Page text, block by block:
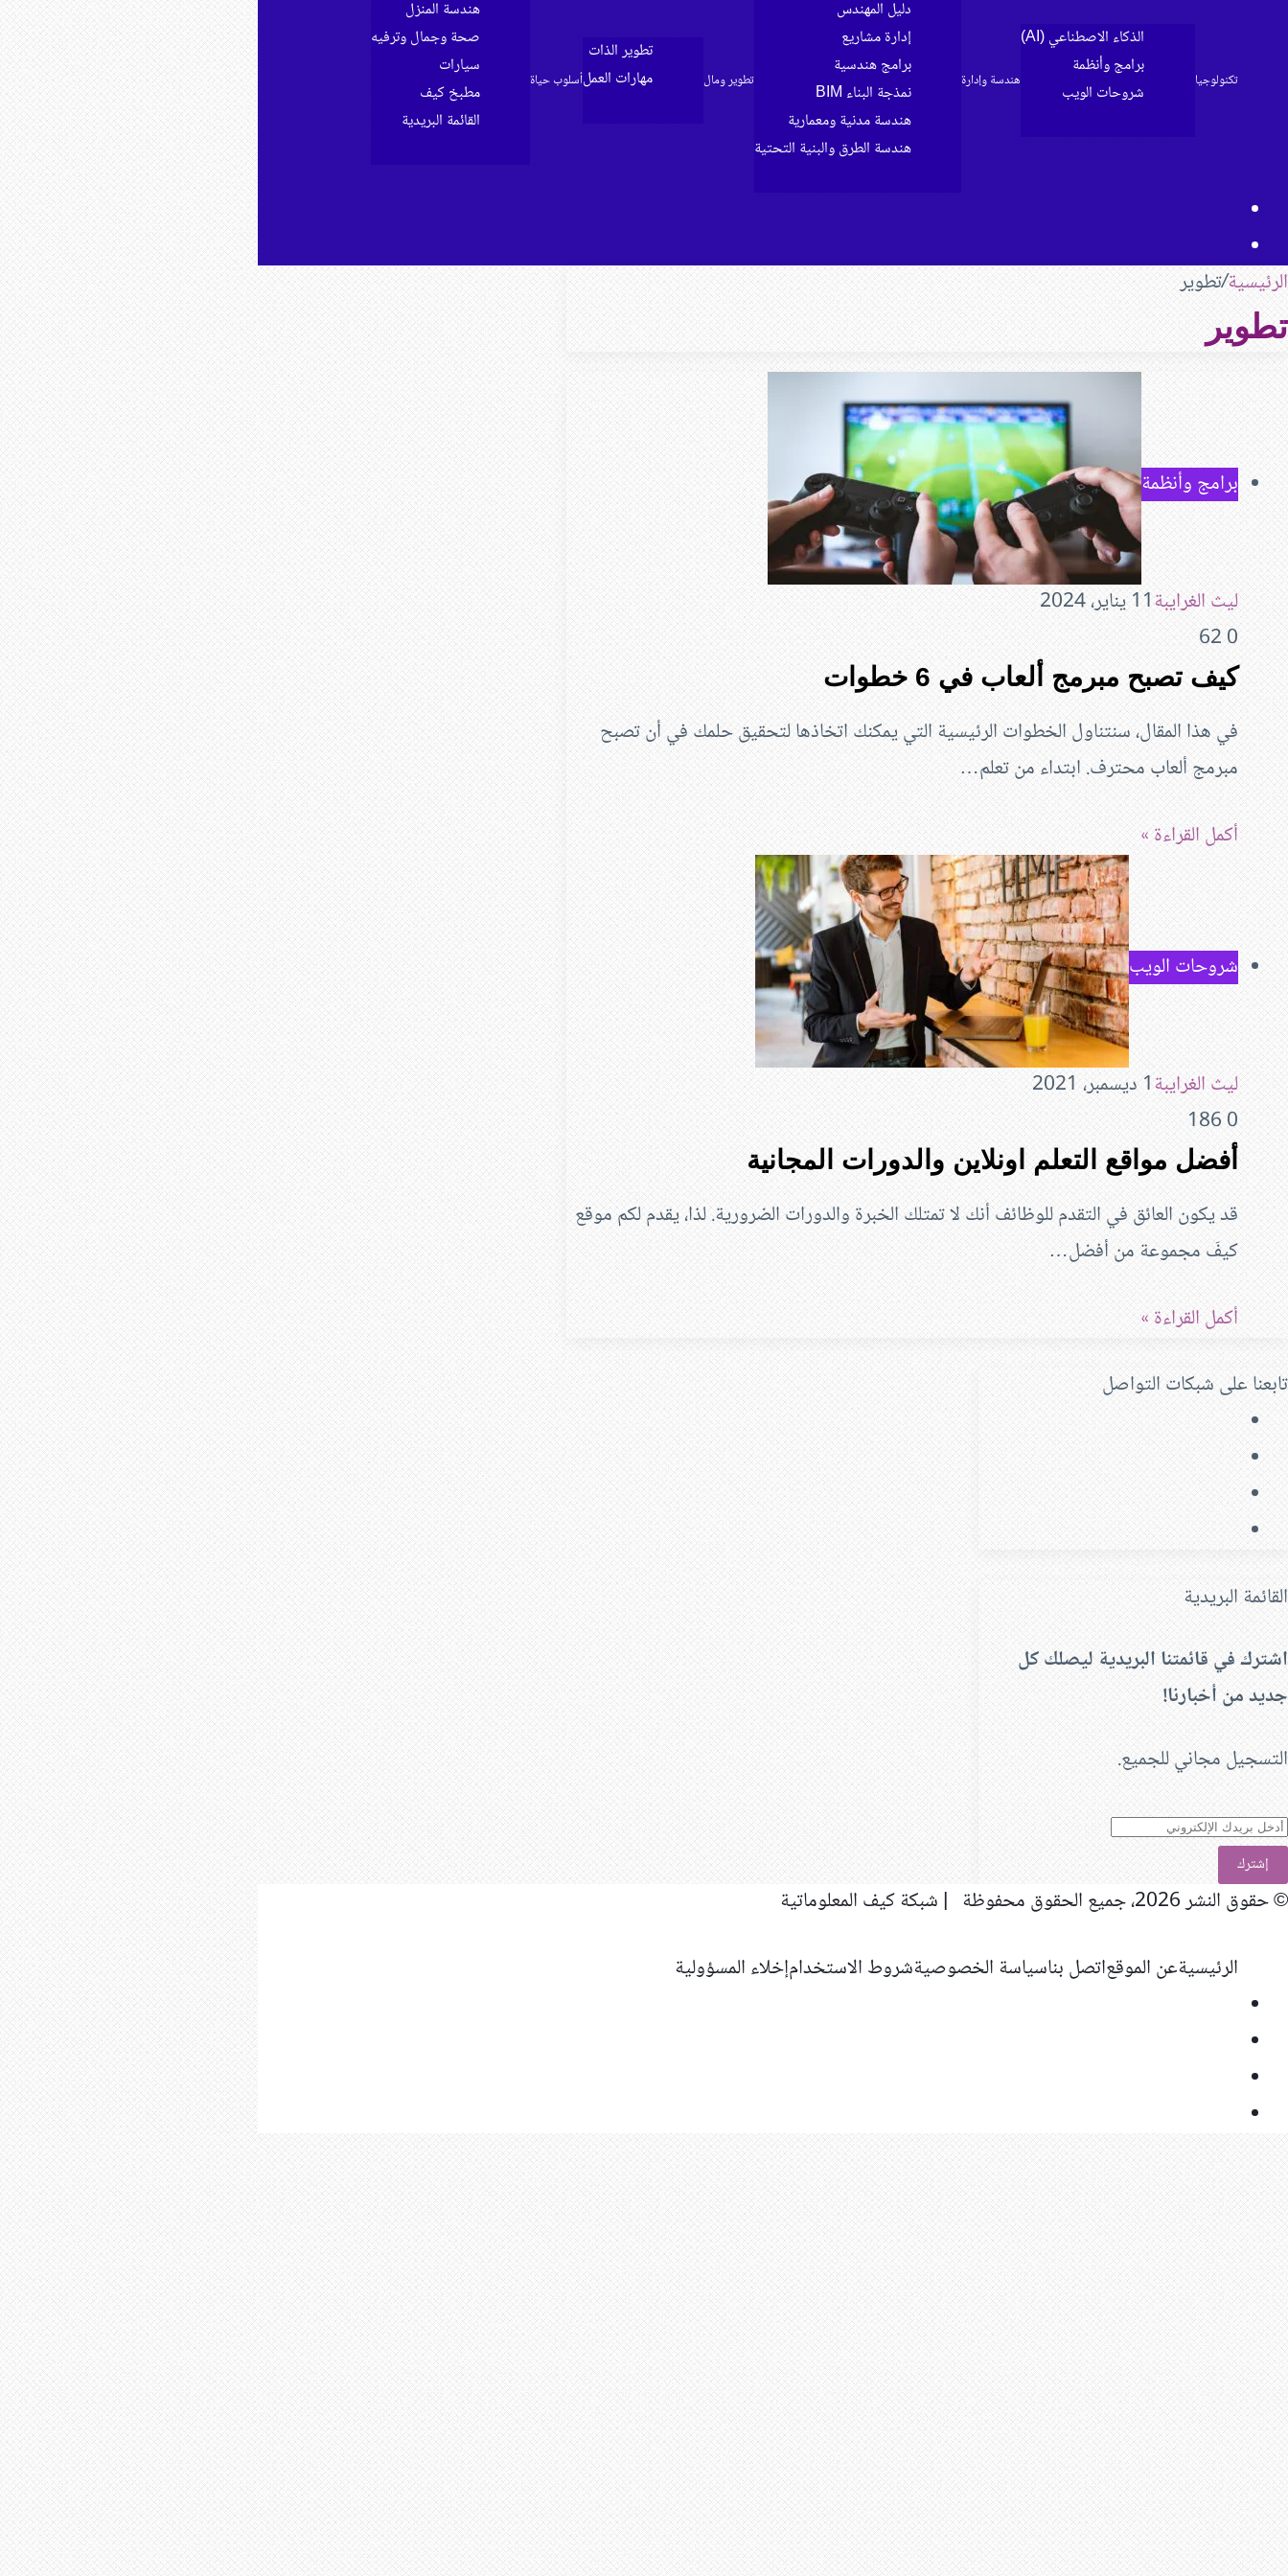
الرئيسية
تكنولوجيا
الذكاء الاصطناعي (AI)
برامج وأنظمة
شروحات الويب
هندسة وإدارة
دليل المهندس
إدارة مشاريع
برامج هندسية
نمذجة البناء BIM
هندسة مدنية ومعمارية
هندسة الطرق والبنية التحتية
تطوير ومال
تطوير الذات
مهارات العملأسلوب حياة
هندسة المنزل
صحة وجمال وترفيه
سيارات
مطبخ كيف
القائمة البريدية
عنالرئيسية/تطوير
تطوير
برامج وأنظمة
ليث الغرايبة11 يناير، 2024
0
كيف تصبح مبرمج ألعاب في 6 خطوات
في هذا المقال، سنتناول الخطوات الرئيسية التي يمكنك اتخاذها لتحقيق حلمك في أن تصبح
مبرمج ألعاب محترف. ابتداء من تعلم…
أكمل القراءة »
شروحات الويب
ليث الغرايبة1 ديسمبر، 2021
0
أفضل مواقع التعلم اونلاين والدورات المجانية
قد يكون العائق في التقدم للوظائف أنك لا تمتلك الخبرة والدورات الضرورية. لذا، يقدم لكم موقع
كيفَ مجموعة من أفضل…
أكمل القراءة »
تابعنا على شبكات التواصل
القائمة البريدية
اشترك في قائمتنا البريدية ليصلك كل
جديد من أخبارنا!
التسجيل مجاني للجميع.
أدخل
بريدك
الإلكتروني
© حقوق النشر 2026، جميع الحقوق محفوظة | شبكة كيف المعلوماتية
الرئيسيةعن الموقعاتصل بناسياسة الخصوصيةشروط الاستخدامإخلاء المسؤولية